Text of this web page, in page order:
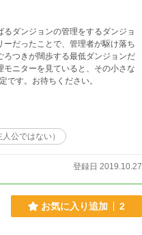
ダンジョンの管理をするダンジョ
だったことで、管理者が駆け落ち
つきが闊歩する最低ダンジョンだ
ニターを見ていると、その小さな
す。お待ちください。
公ではない）
登録日 2019.10.27
お気に入り追加 2